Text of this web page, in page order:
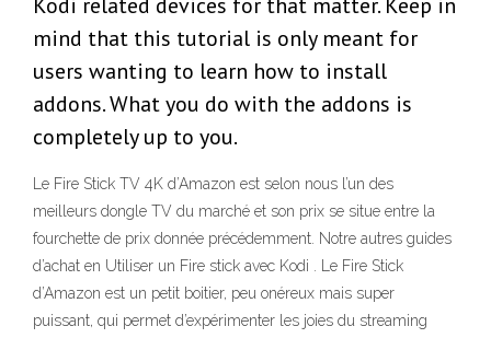
mind that this tutorial is only meant for
users wanting to learn how to install
addons. What you do with the addons is
completely up to you.
Le Fire Stick TV 4K d’Amazon est selon nous l’un des
meilleurs dongle TV du marché et son prix se situe entre la
fourchette de prix donnée précédemment. Notre autres guides
d’achat en Utiliser un Fire stick avec Kodi . Le Fire Stick
d’Amazon est un petit boitier, peu onéreux mais super
puissant, qui permet d’expérimenter les joies du streaming